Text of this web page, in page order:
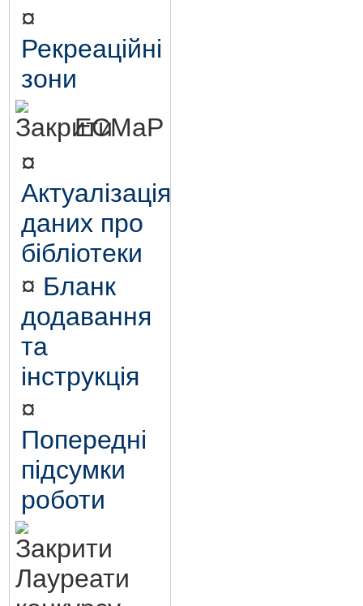
¤
Рекреаційні
зони
ЕСМаР
¤
Актуалізація
даних про
бібліотеки
¤ Бланк
додавання
та
інструкція
¤
Попередні
підсумки
роботи
Лауреати